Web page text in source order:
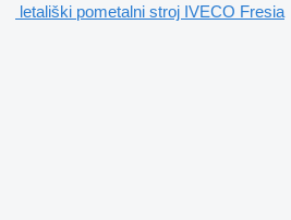
letališki pometalni stroj IVECO Fresia